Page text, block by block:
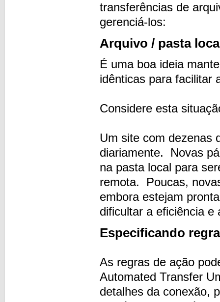
transferências de
gerenciá-los:
Arquivo / pasta
É uma boa ideia
idênticas para facilitar
Considere esta
Um site com dezenas
diariamente. Novas
na pasta local para
remota. Poucas,
embora estejam
dificultar a eficiência
Especificando
As regras de ação
Automated Transfer
detalhes da conexão,